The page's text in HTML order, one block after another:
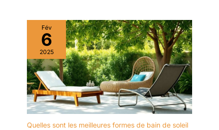
Fév
6
2025
Quelles sont les meilleures formes de bain de soleil